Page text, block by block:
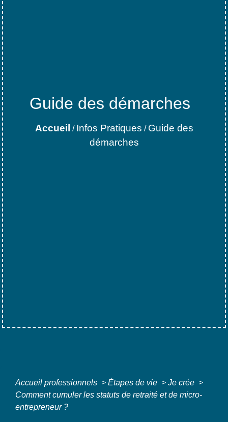
Guide des démarches
Accueil / Infos Pratiques / Guide des
démarches
Accueil professionnels > Étapes de vie > Je crée >
Comment cumuler les statuts de retraité et de micro-
entrepreneur ?